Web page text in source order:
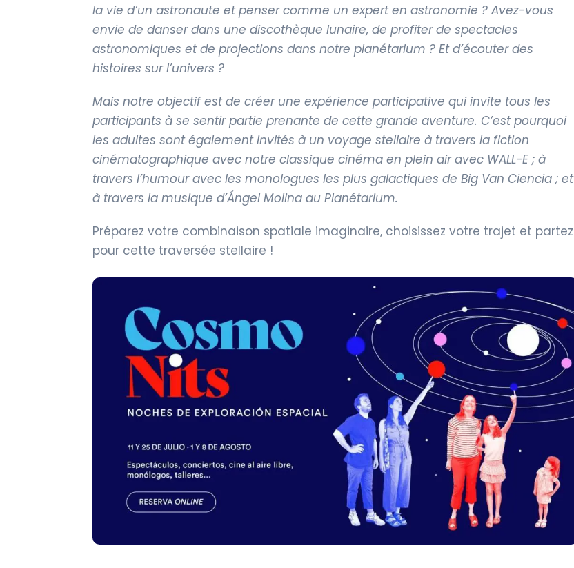
la vie d’un astronaute et penser comme un expert en astronomie ? Avez-vous
envie de danser dans une discothèque lunaire, de profiter de spectacles
astronomiques et de projections dans notre planétarium ? Et d’écouter des
histoires sur l’univers ?
Mais notre objectif est de créer une expérience participative qui invite tous les
participants à se sentir partie prenante de cette grande aventure. C’est pourquoi
les adultes sont également invités à un voyage stellaire à travers la fiction
cinématographique avec notre classique cinéma en plein air avec WALL-E ; à
travers l’humour avec les monologues les plus galactiques de Big Van Ciencia ; et
à travers la musique d’Ángel Molina au Planétarium.
Préparez votre combinaison spatiale imaginaire, choisissez votre trajet et partez
pour cette traversée stellaire !